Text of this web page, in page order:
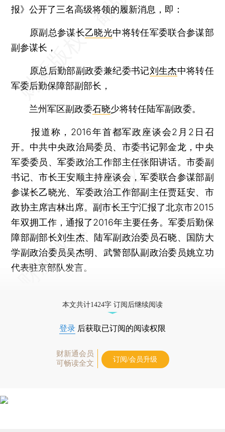
报》公开了三名高级将领的履新消息，即：
原副总参谋长乙晓光中将转任军委联合参谋部
副参谋长，
原总后勤部副政委兼纪委书记刘生杰中将转任
军委后勤保障部副部长，
兰州军区副政委石晓少将转任陆军副政委。
报道称，2016年首都军政座谈会2月2日召
开。中共中央政治局委员、市委书记郭金龙，中央
军委委员、军委政治工作部主任张阳讲话。市委副
书记、市长王安顺主持座谈会，军委联合参谋部副
参谋长乙晓光、军委政治工作部副主任贾廷安、市
政协主席吉林出席。副市长王宁汇报了北京市2015
年双拥工作，通报了2016年主要任务。军委后勤保
障部副部长刘生杰、陆军副政治委员石晓、国防大
学副政治委员吴杰明、武警部队副政治委员姚立功
代表驻京部队发言。
本文共计1424字 订阅后继续阅读
登录 后获取已订阅的阅读权限
财新通会员
可畅读全文
订阅/会员升级